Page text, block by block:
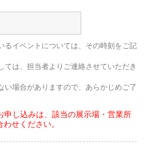
るイベントについては、その時刻をご記
は、担当者よりご連絡させていただき
場合がありますので、あらかじめご了
し込みは、該当の展示場・営業所
せください。